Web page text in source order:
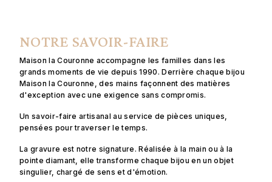
NOTRE SAVOIR-FAIRE
Maison la Couronne accompagne les familles dans les
grands moments de vie depuis 1990. Derrière chaque bijou
Maison la Couronne, des mains façonnent des matières
d'exception avec une exigence sans compromis.
Un savoir-faire artisanal au service de pièces uniques,
pensées pour traverser le temps.
La gravure est notre signature. Réalisée à la main ou à la
pointe diamant, elle transforme chaque bijou en un objet
singulier, chargé de sens et d'émotion.